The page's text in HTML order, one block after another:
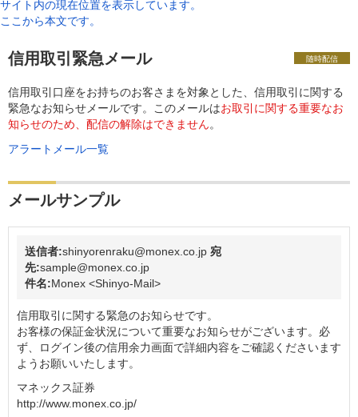
サイト内の現在位置を表示しています。
ここから本文です。
信用取引緊急メール 随時配信
信用取引口座をお持ちのお客さまを対象とした、信用取引に関する
緊急なお知らせメールです。このメールはお取引に関する重要なお
知らせのため、配信の解除はできません。
アラートメール一覧
メールサンプル
送信者:shinyorenraku@monex.co.jp 宛
先:sample@monex.co.jp
件名:Monex <Shinyo-Mail>
信用取引に関する緊急のお知らせです。
お客様の保証金状況について重要なお知らせがございます。必
ず、ログイン後の信用余力画面で詳細内容をご確認くださいます
ようお願いいたします。
マネックス証券
http://www.monex.co.jp/